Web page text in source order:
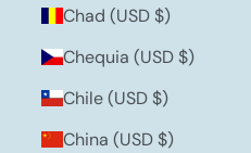
Chad (USD $)
Chequia (USD $)
Chile (USD $)
China (USD $)